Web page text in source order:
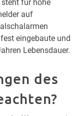
steht für hohe
auf
eingebaute und
Lebensdauer.
des